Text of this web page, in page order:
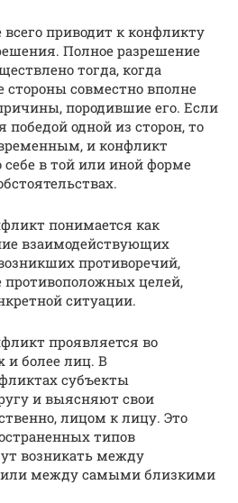
приводит к конфликту
Полное разрешение
тогда, когда
совместно вполне
породившие его. Если
одной из сторон, то
и конфликт
себе в той или иной форме
понимается как
взаимодействующих
противоречий,
целей,
ситуации.
проявляется во
и более лиц. В
субъекты
и выясняют свои
лицом к лицу. Это
типов
возникать между
или между самыми близкими